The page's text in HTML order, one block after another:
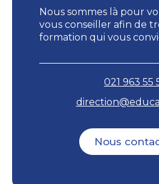
Nous sommes là pour
vous conseiller afin de
formation qui vous
021 963 55
Nous